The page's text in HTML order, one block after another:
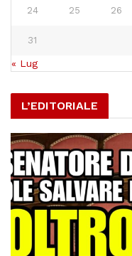
24 25 26
31
« Lug
L’EDITORIALE